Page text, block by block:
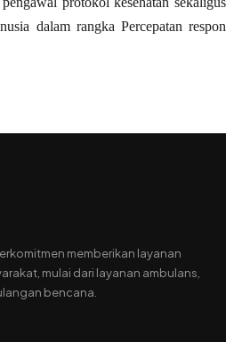
dalam rangka Percepatan respon
memberikan layanan
mulai dari layanan ambulans,
bencana.